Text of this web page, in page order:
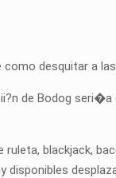
desquitar a
de Bodog
blackjack,
disponibles